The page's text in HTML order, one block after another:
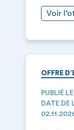
Voir
OFFRE
PUBLIÉ
DATE DE